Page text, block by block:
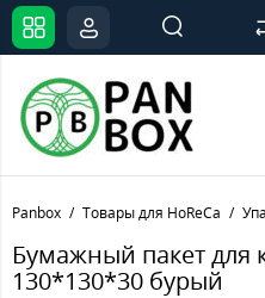
Panbox Товары для HoReCa
Бумажный пакет для
130*130*30 бурый